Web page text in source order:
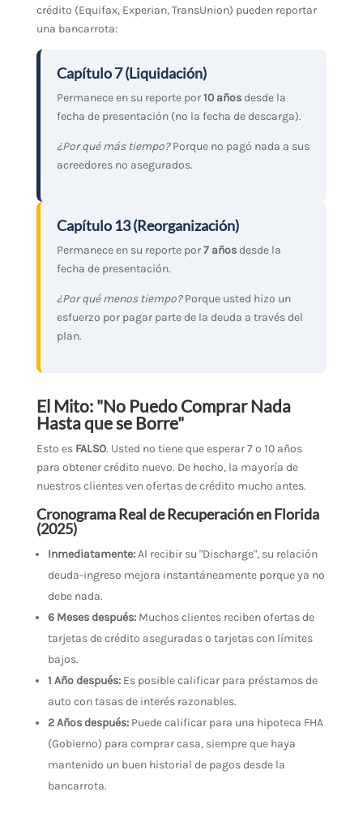
crédito (Equifax, Experian, TransUnion) pueden reportar
una bancarrota:
Capítulo 7 (Liquidación)
Permanece en su reporte por10 añosdesde la
fecha de presentación (no la fecha de descarga).
¿Por qué más tiempo?Porque no pagó nada a sus
acreedores no asegurados.
Capítulo 13 (Reorganización)
Permanece en su reporte por7 añosdesde la
fecha de presentación.
¿Por qué menos tiempo?Porque usted hizo un
esfuerzo por pagar parte de la deuda a través del
plan.
El Mito: "No Puedo Comprar Nada
Hasta que se Borre"
Esto es FALSO. Usted no tiene que esperar 7 o 10 años
para obtener crédito nuevo. De hecho, la mayoría de
nuestros clientes ven ofertas de crédito mucho antes.
Cronograma Real de Recuperación en Florida
(2025)
Inmediatamente:Al recibir su "Discharge", su relación
deuda-ingreso mejora instantáneamente porque ya no
debe nada.
6 Meses después:Muchos clientes reciben ofertas de
tarjetas de crédito aseguradas o tarjetas con límites
bajos.
1 Año después:Es posible calificar para préstamos de
auto con tasas de interés razonables.
2 Años después:Puede calificar para una hipoteca FHA
(Gobierno) para comprar casa, siempre que haya
mantenido un buen historial de pagos desde la
bancarrota.